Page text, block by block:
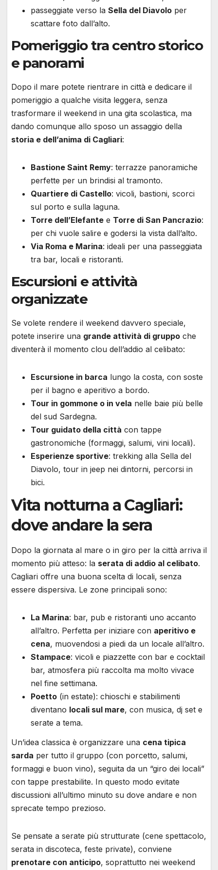
passeggiate verso la Sella del Diavolo per
scattare foto dall’alto.
Pomeriggio tra centro storico
e panorami
Dopo il mare potete rientrare in città e dedicare il
pomeriggio a qualche visita leggera, senza
trasformare il weekend in una gita scolastica, ma
dando comunque allo sposo un assaggio della
storia e dell’anima di Cagliari:
Bastione Saint Remy: terrazze panoramiche
perfette per un brindisi al tramonto.
Quartiere di Castello: vicoli, bastioni, scorci
sul porto e sulla laguna.
Torre dell’Elefante e Torre di San Pancrazio:
per chi vuole salire e godersi la vista dall’alto.
Via Roma e Marina: ideali per una passeggiata
tra bar, locali e ristoranti.
Escursioni e attività
organizzate
Se volete rendere il weekend davvero speciale,
potete inserire una grande attività di gruppo che
diventerà il momento clou dell’addio al celibato:
Escursione in barca lungo la costa, con soste
per il bagno e aperitivo a bordo.
Tour in gommone o in vela nelle baie più belle
del sud Sardegna.
Tour guidato della città con tappe
gastronomiche (formaggi, salumi, vini locali).
Esperienze sportive: trekking alla Sella del
Diavolo, tour in jeep nei dintorni, percorsi in
bici.
Vita notturna a Cagliari:
dove andare la sera
Dopo la giornata al mare o in giro per la città arriva il
momento più atteso: la serata di addio al celibato.
Cagliari offre una buona scelta di locali, senza
essere dispersiva. Le zone principali sono:
La Marina: bar, pub e ristoranti uno accanto
all’altro. Perfetta per iniziare con aperitivo e
cena, muovendosi a piedi da un locale all’altro.
Stampace: vicoli e piazzette con bar e cocktail
bar, atmosfera più raccolta ma molto vivace
nel fine settimana.
Poetto (in estate): chioschi e stabilimenti
diventano locali sul mare, con musica, dj set e
serate a tema.
Un’idea classica è organizzare una cena tipica
sarda per tutto il gruppo (con porcetto, salumi,
formaggi e buon vino), seguita da un “giro dei locali”
con tappe prestabilite. In questo modo evitate
discussioni all’ultimo minuto su dove andare e non
sprecate tempo prezioso.
Se pensate a serate più strutturate (cene spettacolo,
serata in discoteca, feste private), conviene
prenotare con anticipo, soprattutto nei weekend